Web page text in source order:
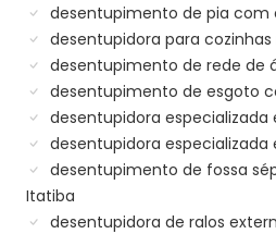
desentupimento de pia com
desentupidora para cozinhas
desentupimento de rede de
desentupimento de esgoto
desentupidora
desentupidora especializada
desentupimento de fossa
Itatiba
desentupidora de ralos